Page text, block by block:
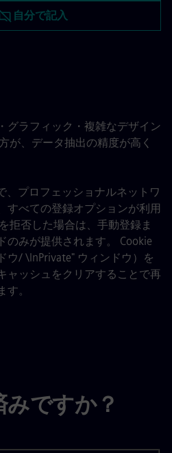
ですか？
自分で記入
ード
グラフィック・複雑なデザイン
が、データ抽出の精度が高く
、プロフェッショナルネットワ
すべての登録オプションが利用
拒否した場合は、手動登録ま
のみが提供されます。 Cookie
ウ/ \InPrivate" ウィンドウ）を
ャッシュをクリアすることで再
。